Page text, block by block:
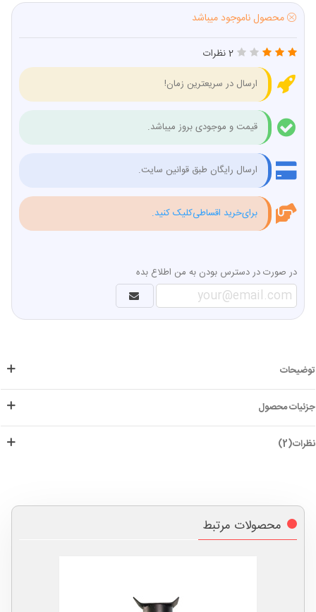
محصول ناموجود میباشد
2 نظرات
ارسال در سریعترین زمان!
قیمت و موجودی بروز میباشد.
ارسال رایگان طبق قوانین سایت.
برای‌خرید اقساطی‌کلیک کنید.
در صورت در دسترس بودن به من اطلاع بده
توضیحات
جزئیات محصول
نظرات(2)
محصولات مرتبط